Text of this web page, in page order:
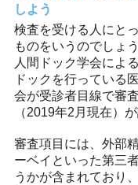
しよう
検査を受ける人にと
ものをいうのでしょ
人間ドック学会によ
ドックを行っている
会が受診者目線で審
（2019年2月現在）
審査項目には、外部
ーベイといった第三
うかが含まれており